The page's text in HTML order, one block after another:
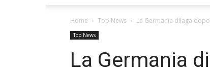
Home Top News La Germania dilaga
Top News
La Germania